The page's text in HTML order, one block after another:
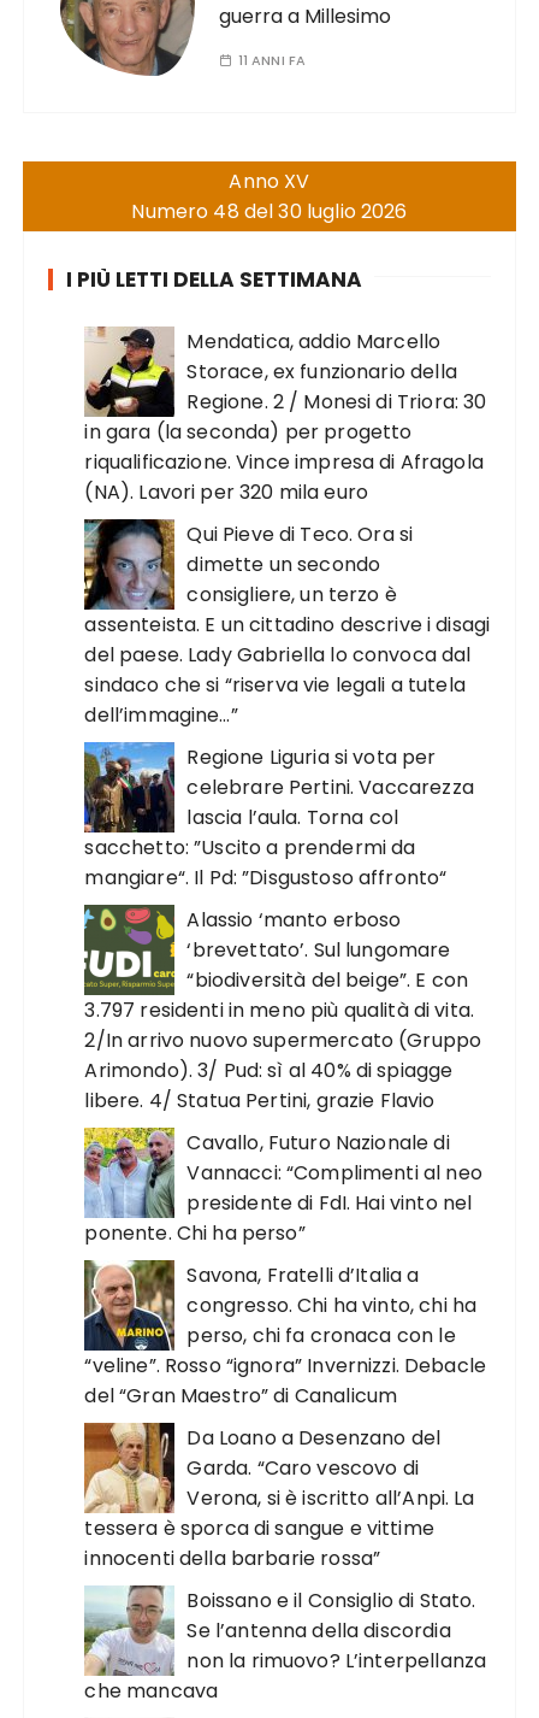
guerra a Millesimo
11 ANNI FA
Anno XV
Numero 48 del 30 luglio 2026
I PIÙ LETTI DELLA SETTIMANA
Mendatica, addio Marcello
Storace, ex funzionario della
Regione. 2 / Monesi di Triora: 30
in gara (la seconda) per progetto
riqualificazione. Vince impresa di Afragola
(NA). Lavori per 320 mila euro
Qui Pieve di Teco. Ora si
dimette un secondo
consigliere, un terzo è
assenteista. E un cittadino descrive i disagi
del paese. Lady Gabriella lo convoca dal
sindaco che si “riserva vie legali a tutela
dell’immagine…”
Regione Liguria si vota per
celebrare Pertini. Vaccarezza
lascia l’aula. Torna col
sacchetto: ”Uscito a prendermi da
mangiare“. Il Pd: ”Disgustoso affronto“
Alassio ‘manto erboso
‘brevettato’. Sul lungomare
“biodiversità del beige”. E con
3.797 residenti in meno più qualità di vita.
2/In arrivo nuovo supermercato (Gruppo
Arimondo). 3/ Pud: sì al 40% di spiagge
libere. 4/ Statua Pertini, grazie Flavio
Cavallo, Futuro Nazionale di
Vannacci: “Complimenti al neo
presidente di FdI. Hai vinto nel
ponente. Chi ha perso”
Savona, Fratelli d’Italia a
congresso. Chi ha vinto, chi ha
perso, chi fa cronaca con le
“veline”. Rosso “ignora” Invernizzi. Debacle
del “Gran Maestro” di Canalicum
Da Loano a Desenzano del
Garda. “Caro vescovo di
Verona, si è iscritto all’Anpi. La
tessera è sporca di sangue e vittime
innocenti della barbarie rossa”
Boissano e il Consiglio di Stato.
Se l’antenna della discordia
non la rimuovo? L’interpellanza
che mancava